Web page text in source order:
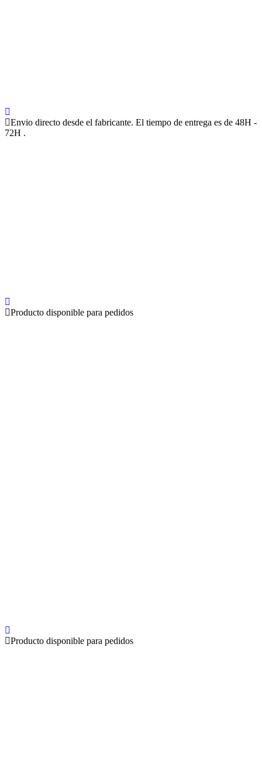
Envio directo desde el fabricante. El tiempo de entrega es de 48H -
72H .
Producto disponible para pedidos
Producto disponible para pedidos